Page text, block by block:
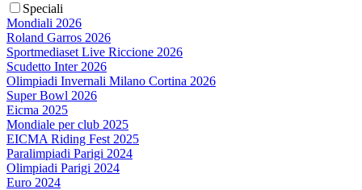
Speciali
Mondiali 2026
Roland Garros 2026
Sportmediaset Live Riccione 2026
Scudetto Inter 2026
Olimpiadi Invernali Milano Cortina 2026
Super Bowl 2026
Eicma 2025
Mondiale per club 2025
EICMA Riding Fest 2025
Paralimpiadi Parigi 2024
Olimpiadi Parigi 2024
Euro 2024